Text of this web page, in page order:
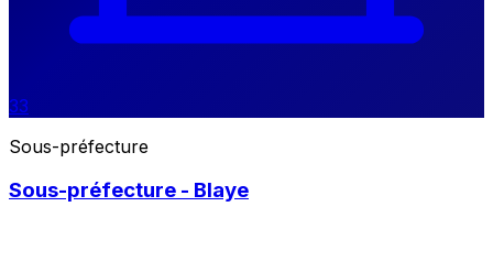
33
Sous-préfecture
Sous-préfecture - Blaye